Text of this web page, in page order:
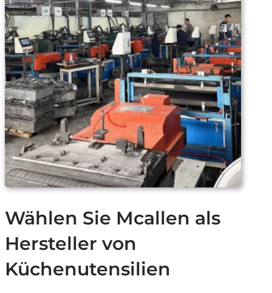
Wählen Sie Mcallen als
Hersteller von
Küchenutensilien